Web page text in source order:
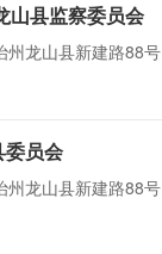
山县监察委员会
州龙山县新建路88号
委员会
州龙山县新建路88号